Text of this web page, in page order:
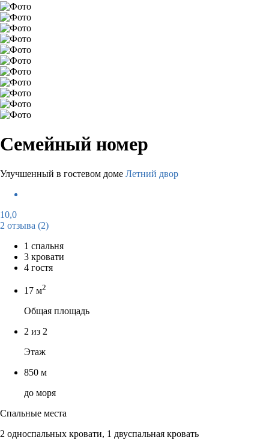
Семейный номер
Улучшенный в гостевом доме Летний двор
10,0
2 отзыва (2)
1 спальня
3 кровати
4 гостя
17 м2
Общая площадь
2 из 2
Этаж
850 м
до моря
Спальные места
2 односпальных кровати, 1 двуспальная кровать